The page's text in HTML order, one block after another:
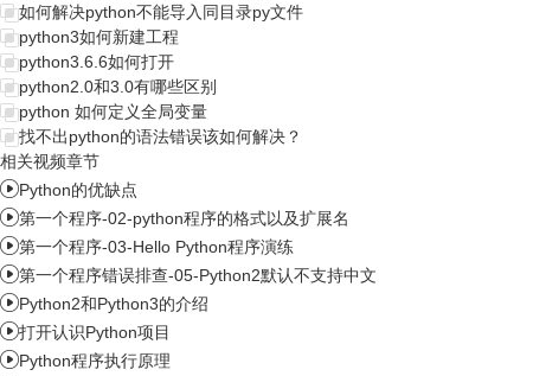
如何解决python不能导入同目录py文件
python3如何新建工程
python3.6.6如何打开
python2.0和3.0有哪些区别
python 如何定义全局变量
找不出python的语法错误该如何解决？
相关视频章节
Python的优缺点
第一个程序-02-python程序的格式以及扩展名
第一个程序-03-Hello Python程序演练
第一个程序错误排查-05-Python2默认不支持中文
Python2和Python3的介绍
打开认识Python项目
Python程序执行原理